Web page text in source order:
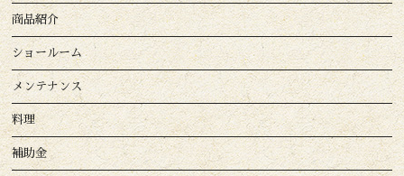
商品紹介
ショールーム
メンテナンス
料理
補助金